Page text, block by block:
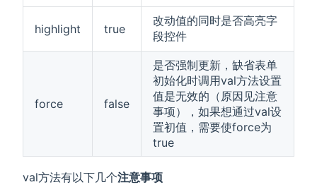
highlight true
改动值的同时是否高亮字
段控件
force false
是否强制更新，缺省表单
初始化时调用val方法设置
值是无效的（原因见注意
事项），如果想通过val设
置初值，需要使force为
true
val方法有以下几个注意事项